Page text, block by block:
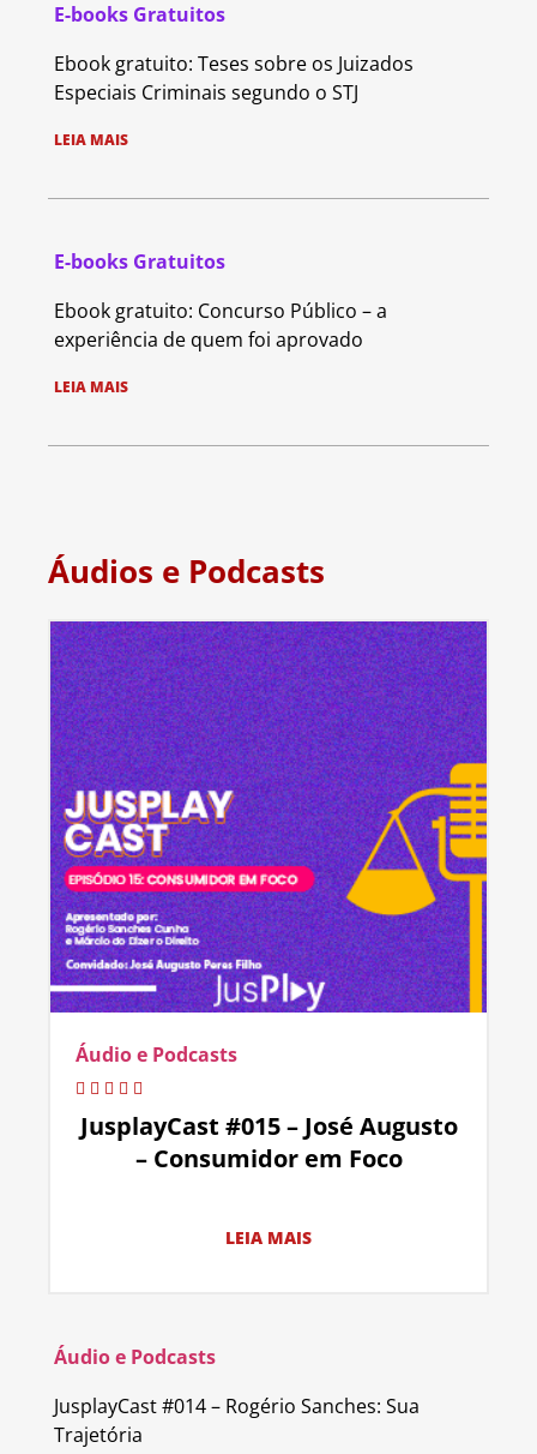
E-books Gratuitos
Ebook gratuito: Teses sobre os Juizados
Especiais Criminais segundo o STJ
LEIA MAIS
E-books Gratuitos
Ebook gratuito: Concurso Público – a
experiência de quem foi aprovado
LEIA MAIS
Áudios e Podcasts
Áudio e Podcasts
JusplayCast #015 – José Augusto
– Consumidor em Foco
LEIA MAIS
Áudio e Podcasts
JusplayCast #014 – Rogério Sanches: Sua
Trajetória